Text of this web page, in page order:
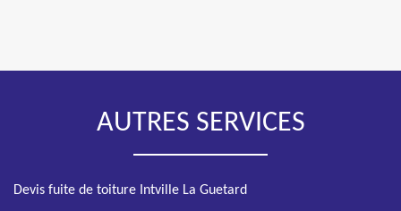
AUTRES SERVICES
Devis fuite de toiture Intville La Guetard